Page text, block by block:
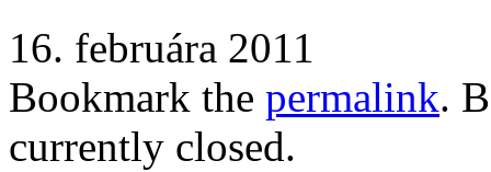
16. februára 2011
Bookmark the permalink.
currently closed.